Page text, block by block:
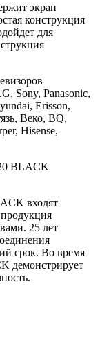
экран
конструкция
для
Sony, Panasonic,
Erisson,
Веко, BQ,
Hisense,
BLACK
входят
25 лет
срок. Во время
демонстрирует